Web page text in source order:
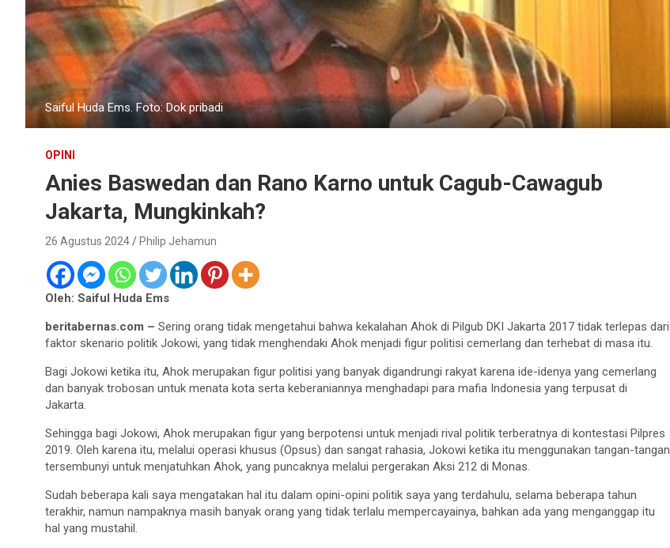
Saiful Huda Ems. Foto: Dok pribadi
OPINI
Anies Baswedan dan Rano Karno untuk Cagub-Cawagub
Jakarta, Mungkinkah?
26 Agustus 2024 Philip Jehamun
Oleh: Saiful Huda Ems
beritabernas.com – Sering orang tidak mengetahui bahwa kekalahan Ahok di Pilgub DKI Jakarta 2017 tidak terlepas dari
faktor skenario politik Jokowi, yang tidak menghendaki Ahok menjadi figur politisi cemerlang dan terhebat di masa itu.
Bagi Jokowi ketika itu, Ahok merupakan figur politisi yang banyak digandrungi rakyat karena ide-idenya yang cemerlang
dan banyak trobosan untuk menata kota serta keberaniannya menghadapi para mafia Indonesia yang terpusat di
Jakarta.
Sehingga bagi Jokowi, Ahok merupakan figur yang berpotensi untuk menjadi rival politik terberatnya di kontestasi Pilpres
2019. Oleh karena itu, melalui operasi khusus (Opsus) dan sangat rahasia, Jokowi ketika itu menggunakan tangan-tangan
tersembunyi untuk menjatuhkan Ahok, yang puncaknya melalui pergerakan Aksi 212 di Monas.
Sudah beberapa kali saya mengatakan hal itu dalam opini-opini politik saya yang terdahulu, selama beberapa tahun
terakhir, namun nampaknya masih banyak orang yang tidak terlalu mempercayainya, bahkan ada yang menganggap itu
hal yang mustahil.